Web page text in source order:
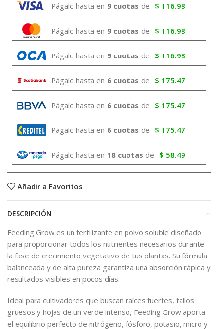
Págalo hasta en 9 cuotas de $ 116.98
Págalo hasta en 9 cuotas de $ 116.98
Págalo hasta en 9 cuotas de $ 116.98
Págalo hasta en 6 cuotas de $ 175.47
Págalo hasta en 6 cuotas de $ 175.47
Págalo hasta en 6 cuotas de $ 175.47
Págalo hasta en 18 cuotas de $ 58.49
Añadir a Favoritos
DESCRIPCIÓN
Feeding Grow es un fertilizante en polvo soluble diseñado
para proporcionar todos los nutrientes necesarios durante
la fase de crecimiento vegetativo de tus plantas. Su fórmula
balanceada y de alta pureza garantiza una absorción rápida y
resultados visibles en pocos días.
Ideal para cultivadores que buscan raíces fuertes, tallos
gruesos y hojas de un verde intenso, Feeding Grow aporta
el equilibrio perfecto de nitrógeno, fósforo, potasio, micro y